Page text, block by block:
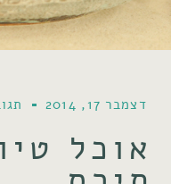
דצמבר 17, 2014
אוכל